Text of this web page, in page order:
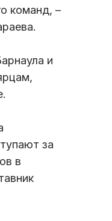
команд, –
и
за
в